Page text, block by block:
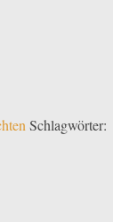
Schlagwörter: